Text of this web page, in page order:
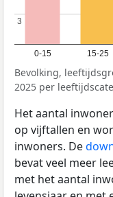
0-15 15-25
3
3
Bevolking,
2025 per
Het aantal
op vijftallen en
inwoners. De
bevat veel meer
met het aantal